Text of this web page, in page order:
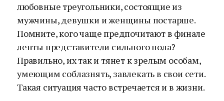
любовные треугольники, состоящие из
мужчины, девушки и женщины постарше.
Помните, кого чаще предпочитают в финале
ленты представители сильного пола?
Правильно, их так и тянет к зрелым особам,
умеющим соблазнять, завлекать в свои сети.
Такая ситуация часто встречается и в жизни.